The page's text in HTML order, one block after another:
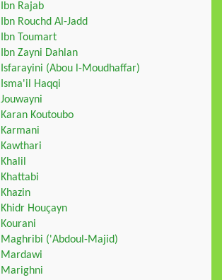
Ibn Rajab
Ibn Rouchd Al-Jadd
Ibn Toumart
Ibn Zayni Dahlan
Isfarayini (Abou l-Moudhaffar)
Isma'il Haqqi
Jouwayni
Karan Koutoubo
Karmani
Kawthari
Khalil
Khattabi
Khazin
Khidr Houçayn
Kourani
Maghribi ('Abdoul-Majid)
Mardawi
Marighni